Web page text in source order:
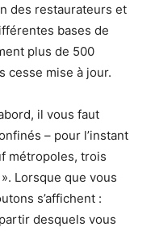
des restaurateurs et
bases de
plus de 500
cesse mise à jour.
il vous faut
– pour l’instant
métropoles, trois
Lorsque que vous
s’affichent :
desquels vous